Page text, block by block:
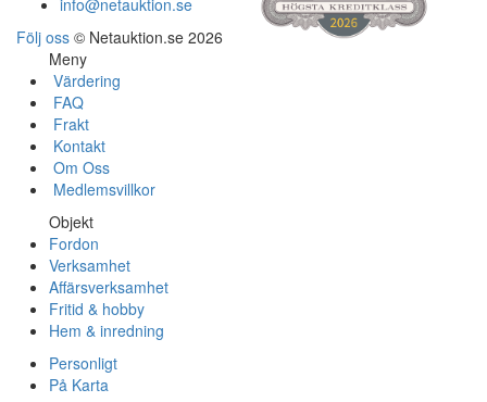
info@netauktion.se
Följ oss © Netauktion.se 2026
Meny
Värdering
FAQ
Frakt
Kontakt
Om Oss
Medlemsvillkor
Objekt
Fordon
Verksamhet
Affärsverksamhet
Fritid & hobby
Hem & inredning
Personligt
På Karta